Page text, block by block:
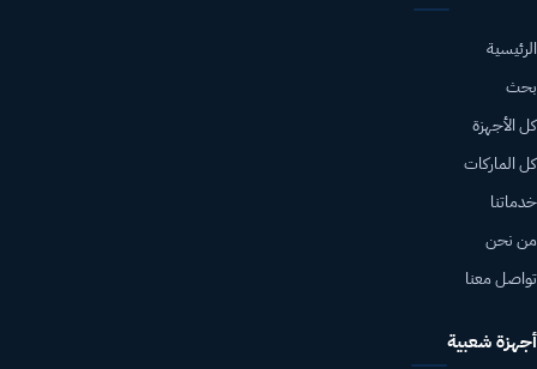
الرئيسية
بحث
كل الأجهزة
كل الماركات
خدماتنا
من نحن
تواصل معنا
أجهزة شعبية